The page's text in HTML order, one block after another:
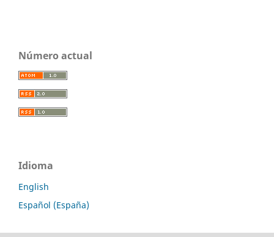
Número actual
Idioma
English
Español (España)